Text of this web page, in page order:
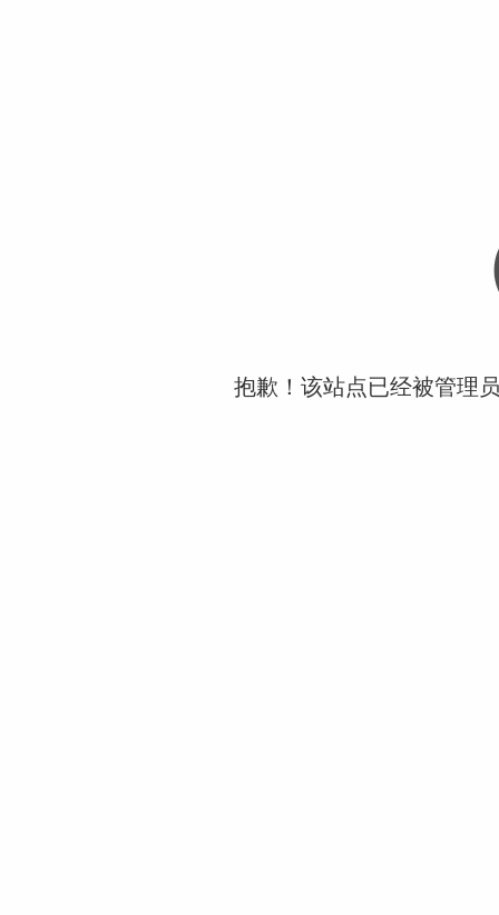
抱歉！该站点已经被管理